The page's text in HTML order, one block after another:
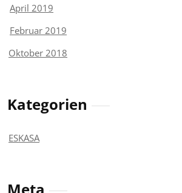
April 2019
Februar 2019
Oktober 2018
Kategorien
ESKASA